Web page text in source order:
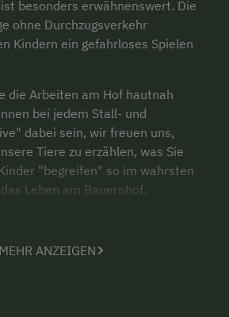
besonders erwähnenswert. Die
ohne Durchzugsverkehr
Kindern ein gefahrloses Spielen
die Arbeiten am Hof hautnah
bei jedem Stall- und
dabei sein, wir freuen uns,
Tiere zu erzählen, was Sie
"begreifen" so im wahrsten
Leben am Bauernhof.
MEHR ANZEIGEN